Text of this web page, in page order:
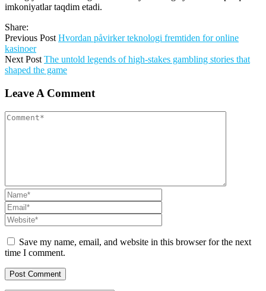
imkoniyatlar taqdim etadi.
Share:
Previous Post Hvordan påvirker teknologi fremtiden for online
kasinoer
Next Post The untold legends of high-stakes gambling stories that
shaped the game
Leave A Comment
Save my name, email, and website in this browser for the next
time I comment.